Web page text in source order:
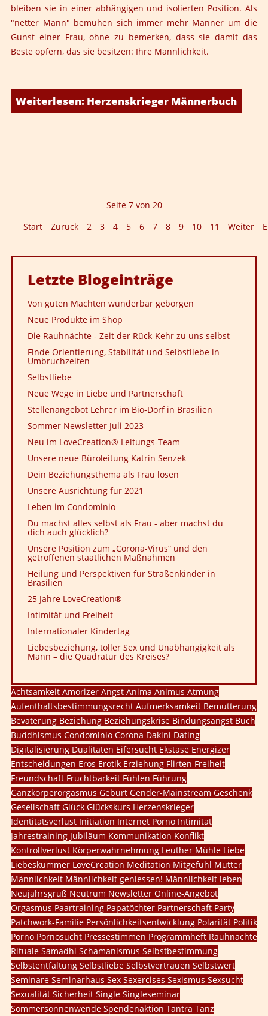
bleiben sie in einer abhängigen und isolierten Position. Als
"netter Mann" bemühen sich immer mehr Männer um die
Gunst einer Frau, ohne zu bemerken, dass sie damit das
Beste opfern, das sie besitzen: Ihre Männlichkeit.
Weiterlesen: Herzenskrieger Männerbuch
Seite 7 von 20
Start
Zurück 2 3 4 5 6 7 8 9 10 11 Weiter
Letzte Blogeinträge
Von guten Mächten wunderbar geborgen
Neue Produkte im Shop
Die Rauhnächte - Zeit der Rück-Kehr zu uns selbst
Finde Orientierung, Stabilität und Selbstliebe in
Umbruchzeiten
Selbstliebe
Neue Wege in Liebe und Partnerschaft
Stellenangebot Lehrer im Bio-Dorf in Brasilien
Sommer Newsletter Juli 2023
Neu im LoveCreation® Leitungs-Team
Unsere neue Büroleitung Katrin Senzek
Dein Beziehungsthema als Frau lösen
Unsere Ausrichtung für 2021
Leben im Condominio
Du machst alles selbst als Frau - aber machst du
dich auch glücklich?
Unsere Position zum „Corona-Virus“ und den
getroffenen staatlichen Maßnahmen
Heilung und Perspektiven für Straßenkinder in
Brasilien
25 Jahre LoveCreation®
Intimität und Freiheit
Internationaler Kindertag
Liebesbeziehung, toller Sex und Unabhängigkeit als
Mann – die Quadratur des Kreises?
Achtsamkeit Amorizer Angst Anima Animus Atmung
Aufenthaltsbestimmungsrecht Aufmerksamkeit Bemutterung
Bevaterung Beziehung Beziehungskrise Bindungsangst Buch
Buddhismus Condominio Corona Dakini Dating
Digitalisierung Dualitäten Eifersucht Ekstase Energizer
Entscheidungen Eros Erotik Erziehung Flirten Freiheit
Freundschaft Fruchtbarkeit Fühlen Führung
Ganzkörperorgasmus Geburt Gender-Mainstream Geschenk
Gesellschaft Glück Glückskurs Herzenskrieger
Identitätsverlust Initiation Internet Porno Intimität
Jahrestraining Jubiläum Kommunikation Konflikt
Kontrollverlust Körperwahrnehmung Leuther Mühle Liebe
Liebeskummer LoveCreation Meditation Mitgefühl Mutter
Männlichkeit Männlichkeit geniessen! Männlichkeit leben
Neujahrsgruß Neutrum Newsletter Online-Angebot
Orgasmus Paartraining Papatöchter Partnerschaft Party
Patchwork-Familie Persönlichkeitsentwicklung Polarität Politik
Porno Pornosucht Pressestimmen Programmheft Rauhnächte
Rituale Samadhi Schamanismus Selbstbestimmung
Selbstentfaltung Selbstliebe Selbstvertrauen Selbstwert
Seminare Seminarhaus Sex Sexercises Sexismus Sexsucht
Sexualität Sicherheit Single Singleseminar
Sommersonnenwende Spendenaktion Tantra Tanz